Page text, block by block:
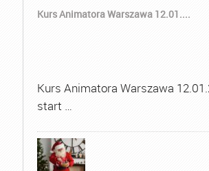
Kurs Animatora Warszawa 12.01....
Kurs Animatora Warszawa
start …